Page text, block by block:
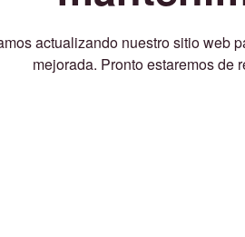
actualizando nuestro sitio web
mejorada. Pronto estaremos de